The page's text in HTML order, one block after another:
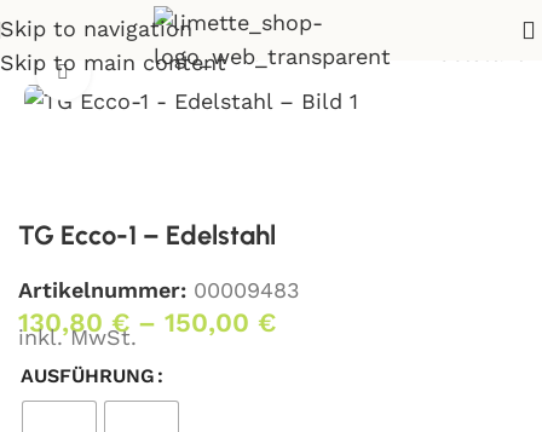
Skip to navigation
Skip to main content
> Essen >Esstische >TG Ecco-1 – Edelstahl
Klick zum Vergrößern
TG Ecco-1 – Edelstahl
Artikelnummer: 00009483
130,80 € – 150,00 €
inkl. MwSt.
AUSFÜHRUNG